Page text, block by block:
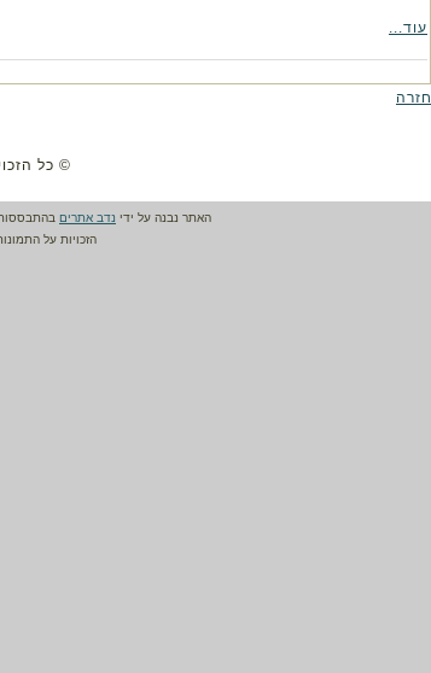
עוד...
חזרה
© כל
האתר נבנה על ידי נדב אתרים
הזכויות על